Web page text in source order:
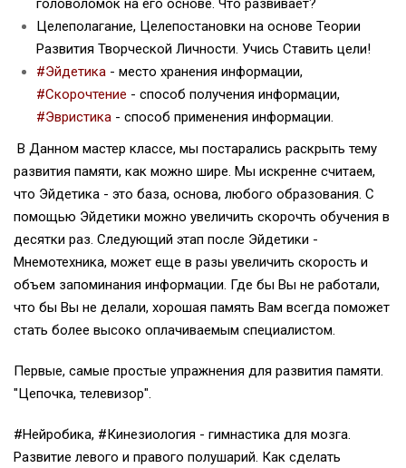
головоломок на его основе. Что развивает?
Целеполагание, Целепостановки на основе Теории
Развития Творческой Личности. Учись Ставить цели!
#Эйдетика - место хранения информации,
#Скорочтение - способ получения информации,
#Эвристика - способ применения информации.
В Данном мастер классе, мы постарались раскрыть тему
развития памяти, как можно шире. Мы искренне считаем,
что Эйдетика - это база, основа, любого образования. С
помощью Эйдетики можно увеличить скорочть обучения в
десятки раз. Следующий этап после Эйдетики -
Мнемотехника, может еще в разы увеличить скорость и
объем запоминания информации. Где бы Вы не работали,
что бы Вы не делали, хорошая память Вам всегда поможет
стать более высоко оплачиваемым специалистом.
Первые, самые простые упражнения для развития памяти.
"Цепочка, телевизор".
#Нейробика, #Кинезиология - гимнастика для мозга.
Развитие левого и правого полушарий. Как сделать